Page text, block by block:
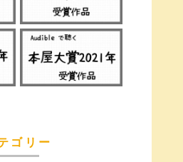
ゴリー